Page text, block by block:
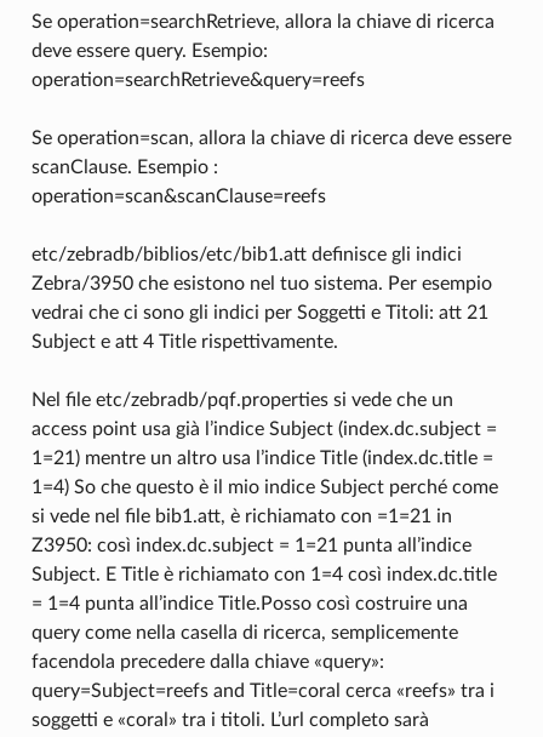
Se operation=searchRetrieve, allora la chiave di ricerca
deve essere query. Esempio:
operation=searchRetrieve&query=reefs
Se operation=scan, allora la chiave di ricerca deve essere
scanClause. Esempio :
operation=scan&scanClause=reefs
etc/zebradb/biblios/etc/bib1.att definisce gli indici
Zebra/3950 che esistono nel tuo sistema. Per esempio
vedrai che ci sono gli indici per Soggetti e Titoli: att 21
Subject e att 4 Title rispettivamente.
Nel file etc/zebradb/pqf.properties si vede che un
access point usa già l’indice Subject (index.dc.subject =
1=21) mentre un altro usa l’indice Title (index.dc.title =
1=4) So che questo è il mio indice Subject perché come
si vede nel file bib1.att, è richiamato con =1=21 in
Z3950: così index.dc.subject = 1=21 punta all’indice
Subject. E Title è richiamato con 1=4 così index.dc.title
= 1=4 punta all’indice Title.Posso così costruire una
query come nella casella di ricerca, semplicemente
facendola precedere dalla chiave «query»:
query=Subject=reefs and Title=coral cerca «reefs» tra i
soggetti e «coral» tra i titoli. L’url completo sarà